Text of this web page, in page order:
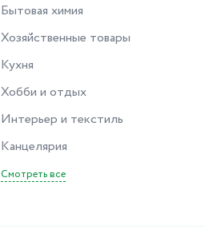
Бытовая химия
Хозяйственные товары
Кухня
Хобби и отдых
Интерьер и текстиль
Канцелярия
Смотреть все